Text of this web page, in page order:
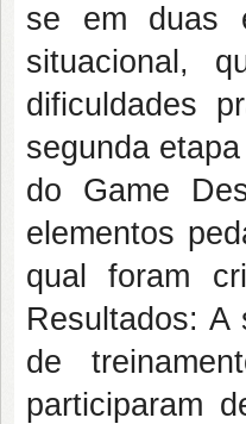
se em duas
situacional,
dificuldades
segunda
do Game
elementos
qual foram
Resultados: A
de
participaram